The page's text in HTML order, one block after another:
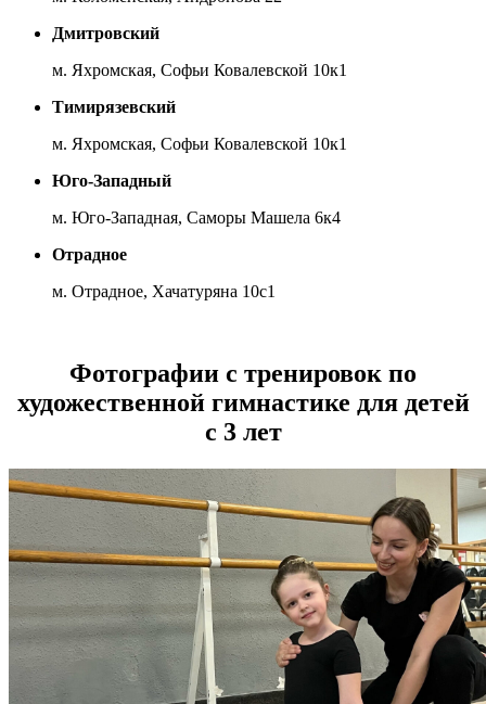
Дмитровский
м. Яхромская, Софьи Ковалевской 10к1
Тимирязевский
м. Яхромская, Софьи Ковалевской 10к1
Юго-Западный
м. Юго-Западная, Саморы Машела 6к4
Отрадное
м. Отрадное, Хачатуряна 10с1
Фотографии с тренировок по
художественной гимнастике для детей
с 3 лет